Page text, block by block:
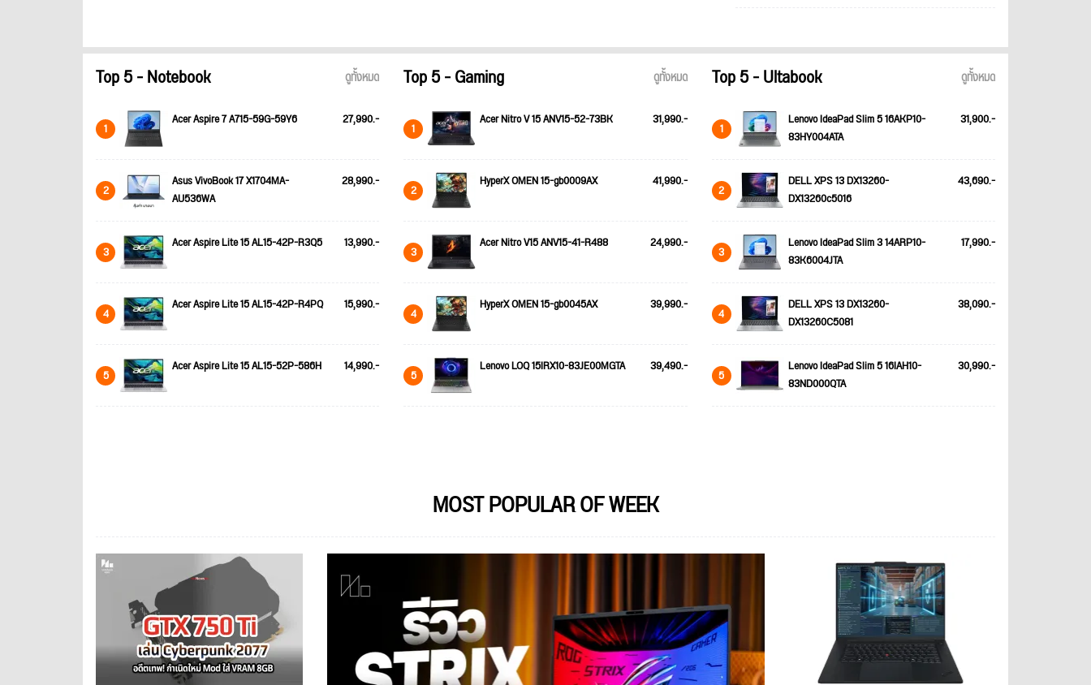
Top 5 - Notebook ดูทั้งหมด
1 Acer Aspire 7 A715-59G-59Y6 27,990.-
2
Asus VivoBook 17 X1704MA-
AU536WA
28,990.-
3 Acer Aspire Lite 15 AL15-42P-R3Q5 13,990.-
4 Acer Aspire Lite 15 AL15-42P-R4PQ 15,990.-
5 Acer Aspire Lite 15 AL15-52P-586H 14,990.-
Top 5 - Gaming ดูทั้งหมด
1 Acer Nitro V 15 ANV15-52-73BK 31,990.-
2 HyperX OMEN 15-gb0009AX 41,990.-
3 Acer Nitro V15 ANV15-41-R488 24,990.-
4 HyperX OMEN 15-gb0045AX 39,990.-
5 Lenovo LOQ 15IRX10-83JE00MGTA 39,490.-
Top 5 - Ultabook ดูทั้งหมด
1
Lenovo IdeaPad Slim 5 16AKP10-
83HY004ATA
31,900.-
2
DELL XPS 13 DX13260-
DX13260c5016
43,690.-
3
Lenovo IdeaPad Slim 3 14ARP10-
83K6004JTA
17,990.-
4
DELL XPS 13 DX13260-
DX13260C5081
38,090.-
5
Lenovo IdeaPad Slim 5 16IAH10-
83ND000QTA
30,990.-
MOST POPULAR OF WEEK